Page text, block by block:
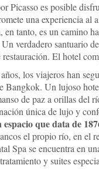
Picasso es posible
una experiencia al
en tanto, es un camino
verdadero santuario
El hotel
los viajeros han
Bangkok. Un lujoso
de paz a orillas del
única de lujo y
que data de
el propio río, en el
Spa se encuentra en
y suites